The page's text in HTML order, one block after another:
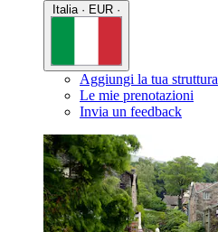
Aggiungi la tua struttura
Le mie prenotazioni
Invia un feedback